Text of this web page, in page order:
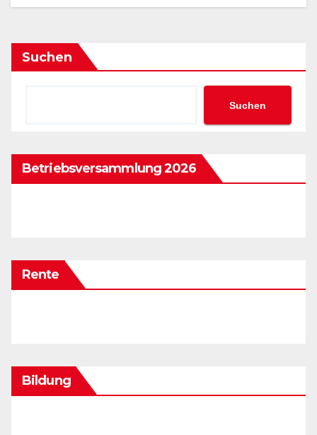
Suchen
Suchen
Betriebsversammlung 2026
Rente
Bildung